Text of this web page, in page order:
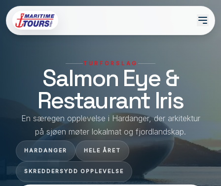
TURFORSLAG
Salmon Eye &
Restaurant Iris
En særegen opplevelse i Hardanger, der arkitektur
på sjøen møter lokalmat og fjordlandskap.
HARDANGER HELE ÅRET
SKREDDERSYDD OPPLEVELSE